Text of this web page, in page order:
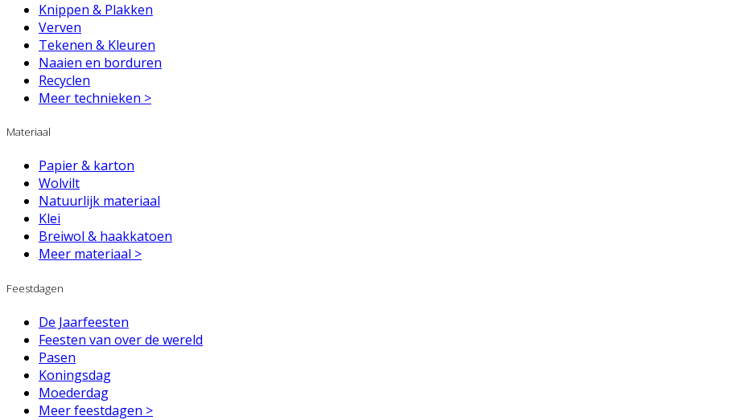
Knippen & Plakken
Verven
Tekenen & Kleuren
Naaien en borduren
Recyclen
Meer technieken >
Materiaal
Papier & karton
Wolvilt
Natuurlijk materiaal
Klei
Breiwol & haakkatoen
Meer materiaal >
Feestdagen
De Jaarfeesten
Feesten van over de wereld
Pasen
Koningsdag
Moederdag
Meer feestdagen >